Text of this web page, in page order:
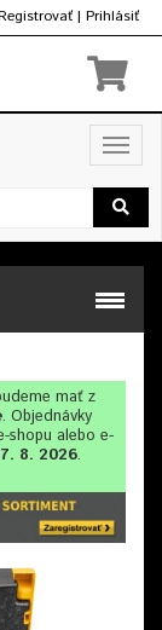
| Prihlásiť
mať z
. Objednávky
alebo e-
8. 2026.